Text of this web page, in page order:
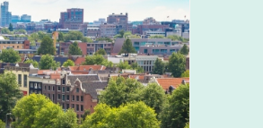
ライフスタイル
食、健康、美容…暮らし豊かに
社会
国内、海外の気になるトピック